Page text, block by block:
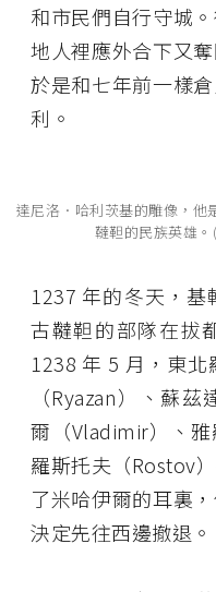
和市民們自行守城
地人裡應外合下又
於是和七年前一樣
利。
達尼洛．哈利茨基的雕像，他
韃靼的民族英雄
1237 年的冬天，
古韃靼的部隊在拔
1238 年 5 月，東
（Ryazan）、蘇
爾（Vladimir）、雅
羅斯托夫（Rostov
了米哈伊爾的耳裏
決定先往西邊撤退。